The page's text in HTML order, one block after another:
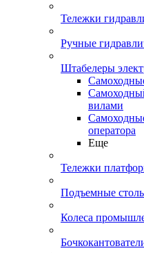
Тележки
Ручные
Штабелеры
вилами
оператора
Еще
Тележки
Подъемные
Колеса